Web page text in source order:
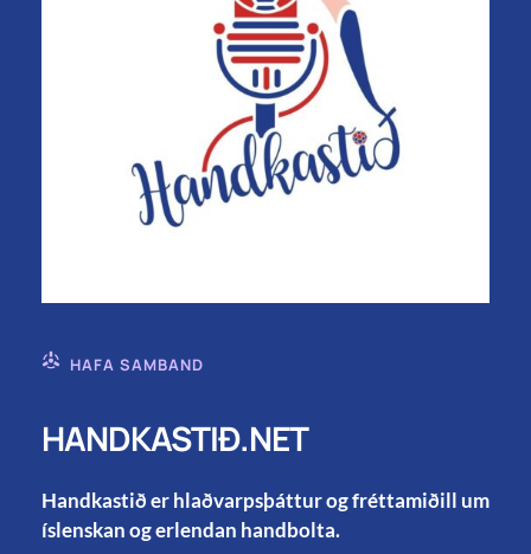
HAFA SAMBAND
HANDKASTIÐ.NET
Handkastið er hlaðvarpsþáttur og fréttamiðill um
íslenskan og erlendan handbolta.